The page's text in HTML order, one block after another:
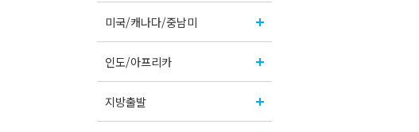
미국/캐나다/중남미
인도/아프리카
지방출발